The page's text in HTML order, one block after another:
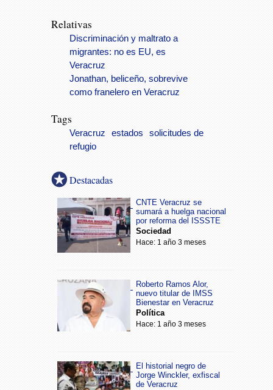
Relativas
Discriminación y maltrato a
migrantes: no es EU, es
Veracruz
Jonathan, beliceño, sobrevive
como franelero en Veracruz
Tags
Veracruz estados
solicitudes de
refugio
Destacadas
CNTE Veracruz se
sumará a huelga nacional
por reforma del ISSSTE
Sociedad
Hace: 1 año 3 meses
Roberto Ramos Alor,
nuevo titular de IMSS
Bienestar en Veracruz
Política
Hace: 1 año 3 meses
El historial negro de
Jorge Winckler, exfiscal
de Veracruz